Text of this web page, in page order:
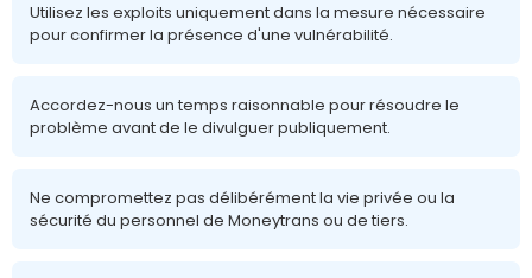
Utilisez les exploits uniquement dans la mesure nécessaire
pour confirmer la présence d'une vulnérabilité.
Accordez-nous un temps raisonnable pour résoudre le
problème avant de le divulguer publiquement.
Ne compromettez pas délibérément la vie privée ou la
sécurité du personnel de Moneytrans ou de tiers.